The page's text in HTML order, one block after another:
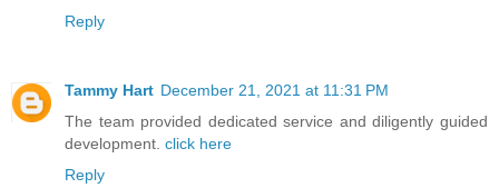
Reply
Tammy Hart December 21, 2021 at 11:31 PM
The team provided dedicated service and diligently guided
development. click here
Reply